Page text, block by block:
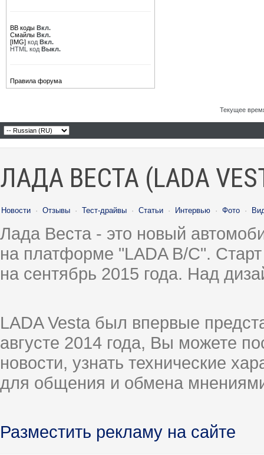
BB коды Вкл.
Смайлы Вкл.
[IMG] код Вкл.
HTML код Выкл.
Правила форума
Текущее
ЛАДА ВЕСТА (LADA
Новости · Отзывы · Тест-драйвы · Статьи · Интервью · Фото ·
Лада Веста - это новый
на платформе "LADA B/C".
на сентябрь 2015 года. Над
LADA Vesta был впервые
августе 2014 года, Вы можете
новости, узнать технические
для общения и обмена
Разместить рекламу на сайте